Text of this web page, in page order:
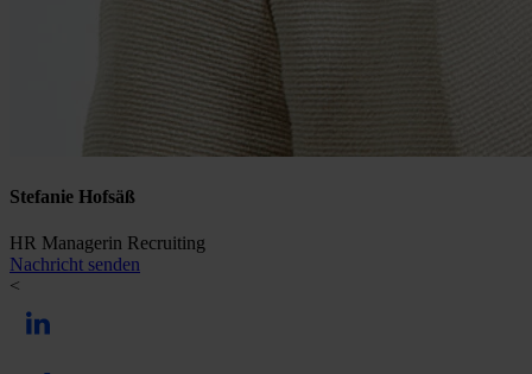
Stefanie Hofsäß
HR Managerin Recruiting
Nachricht senden
<